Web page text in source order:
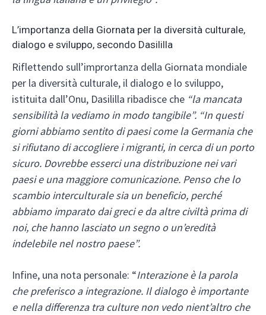
L’importanza della Giornata per la diversità culturale,
dialogo e sviluppo, secondo Dasililla
Riflettendo sull’imprortanza della Giornata mondiale
per la diversità culturale, il dialogo e lo sviluppo,
istituita dall’Onu, Dasililla ribadisce che “la mancata
sensibilità la vediamo in modo tangibile”. “In questi
giorni abbiamo sentito di paesi come la Germania che
si rifiutano di accogliere i migranti, in cerca di un porto
sicuro. Dovrebbe esserci una distribuzione nei vari
paesi e una maggiore comunicazione. Penso che lo
scambio interculturale sia un beneficio, perché
abbiamo imparato dai greci e da altre civiltà prima di
noi, che hanno lasciato un segno o un’eredità
indelebile nel nostro paese”.
Infine, una nota personale: “Interazione è la parola
che preferisco a integrazione. Il dialogo è importante
e nella differenza tra culture non vedo nient’altro che